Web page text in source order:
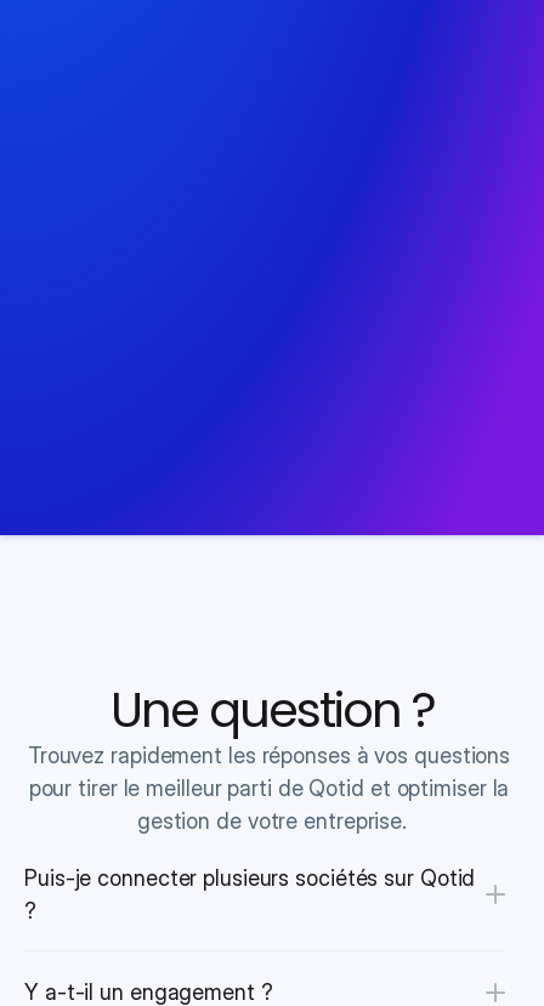
Une question ?
Trouvez rapidement les réponses à vos questions
pour tirer le meilleur parti de Qotid et optimiser la
gestion de votre entreprise.
Puis-je connecter plusieurs sociétés sur Qotid
?
Y a-t-il un engagement ?